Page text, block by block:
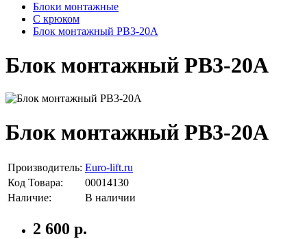
Блоки монтажные
С крюком
Блок монтажный РВ3-20А
Блок монтажный РВ3-20А
Блок монтажный РВ3-20А
Производитель: Euro-lift.ru
Код Товара:
00014130
Наличие:
В наличии
2 600 р.